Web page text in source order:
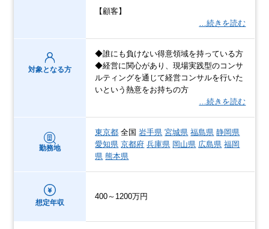
【顧客】
…続きを読む
対象となる方
◆誰にも負けない得意領域を持っている方
◆経営に関心があり、現場実践型のコンサ
ルティングを通じて経営コンサルを行いた
いという熱意をお持ちの方
…続きを読む
勤務地
東京都 全国岩手県 宮城県 福島県 静岡県
愛知県 京都府 兵庫県 岡山県 広島県 福岡
県 熊本県
想定年収
400～1200万円